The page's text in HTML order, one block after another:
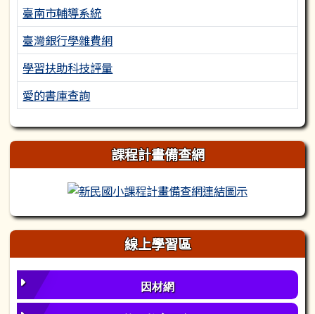
臺南市輔導系統
臺灣銀行學雜費網
學習扶助科技評量
愛的書庫查詢
課程計畫備查網
新民國小課
線上學習區
因材網